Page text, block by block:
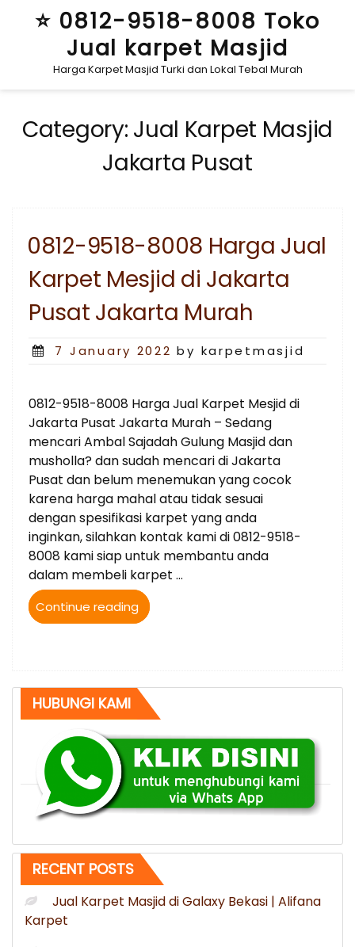
⭐ 0812-9518-8008 Toko
Jual karpet Masjid
Harga Karpet Masjid Turki dan Lokal Tebal Murah
Category: Jual Karpet Masjid
Jakarta Pusat
0812-9518-8008 Harga Jual
Karpet Mesjid di Jakarta
Pusat Jakarta Murah
Posted
7 January 2022 by karpetmasjid
0812-9518-8008 Harga Jual Karpet Mesjid di
Jakarta Pusat Jakarta Murah – Sedang
mencari Ambal Sajadah Gulung Masjid dan
musholla? dan sudah mencari di Jakarta
Pusat dan belum menemukan yang cocok
karena harga mahal atau tidak sesuai
dengan spesifikasi karpet yang anda
inginkan, silahkan kontak kami di 0812-9518-
8008 kami siap untuk membantu anda
dalam membeli karpet …
Continue reading“0812-
9518-
Karpet
Mesjid
Jakarta
Pusat
Jakarta
Murah”
HUBUNGI KAMI
RECENT POSTS
Jual Karpet Masjid di Galaxy Bekasi | Alifana
Karpet